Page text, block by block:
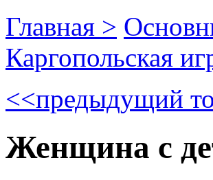
Главная >
Каргопольская
<<предыдущий
Женщина с